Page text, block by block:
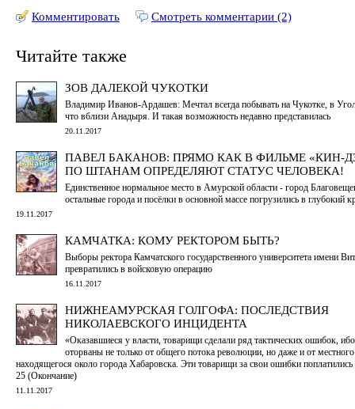
Комментировать Смотреть комментарии (2)
Читайте также
ЗОВ ДАЛЕКОЙ ЧУКОТКИ
Владимир Иванов-Ардашев: Мечтал всегда побывать на Чукотке, в
что вблизи Анадыря. И такая возможность недавно представилась
20.11.2017
ПАВЕЛ БАКАНОВ: ПРЯМО КАК В ФИЛЬМЕ «КИН-
ПО ШТАНАМ ОПРЕДЕЛЯЮТ СТАТУС ЧЕЛОВЕКА!
Единственное нормальное место в Амурской области - город
остальные города и посёлки в основной массе погрузились в глубокий
19.11.2017
КАМЧАТКА: КОМУ РЕКТОРОМ БЫТЬ?
Выборы ректора Камчатского государственного университета имени
превратились в войсковую операцию
16.11.2017
НИЖНЕАМУРСКАЯ ГОЛГОФА: ПОСЛЕДСТВИЯ
НИКОЛАЕВСКОГО ИНЦИДЕНТА
«Оказавшиеся у власти, товарищи сделали ряд тактических ошибок,
оторваны не только от общего потока революции, но даже и от
находящегося около города Хабаровска. Эти товарищи за свои ошибки
25 (Окончание)
11.11.2017